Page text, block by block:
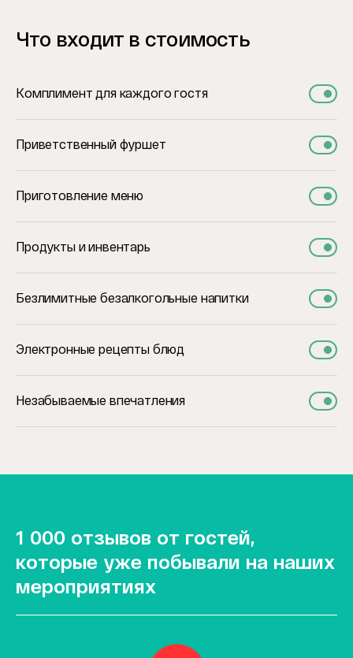
Что входит в стоимость
Комплимент для каждого гостя
Приветственный фуршет
Приготовление меню
Продукты и инвентарь
Безлимитные безалкогольные напитки
Электронные рецепты блюд
Незабываемые впечатления
1 000 отзывов от гостей,
которые уже побывали на наших
мероприятиях